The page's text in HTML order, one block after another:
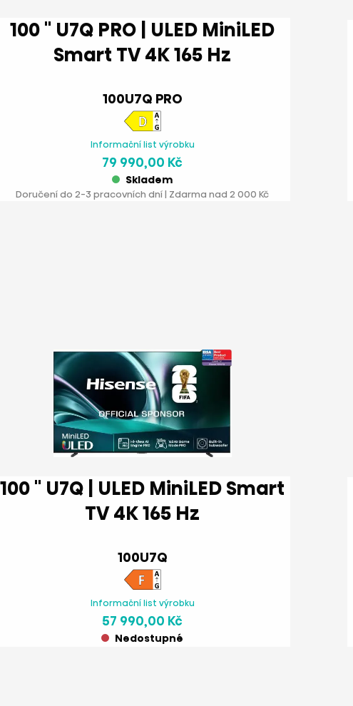
100 '' U7Q PRO | ULED MiniLED
Smart TV 4K 165 Hz
100U7Q PRO
Informační list výrobku
79 990,00 Kč
Skladem
Doručení do 2-3 pracovních dní | Zdarma nad 2 000 Kč
100 '' U7Q | ULED MiniLED Smart
TV 4K 165 Hz
100U7Q
Informační list výrobku
57 990,00 Kč
Nedostupné